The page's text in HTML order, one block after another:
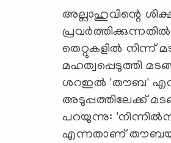
അല്ലാഹുവിന്റെ
തെറ്റുകളില്‍ നിന്ന്
മഹത്വപ്പെടുത്തി
ശറഇല്‍ 'തൗബ'
അടുപ്പത്തിലേക്ക്
പറയുന്നു:
എന്നതാണ്